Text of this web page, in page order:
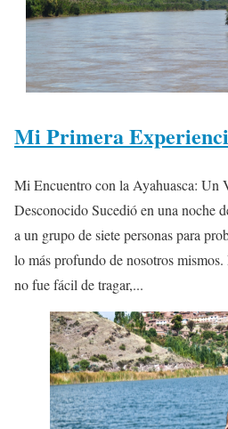
Mi Primera
Mi Encuentro con la Ayahuasca: Un
Desconocido Sucedió en una noche
a un grupo de siete personas para
lo más profundo de nosotros
no fue fácil de tragar,...